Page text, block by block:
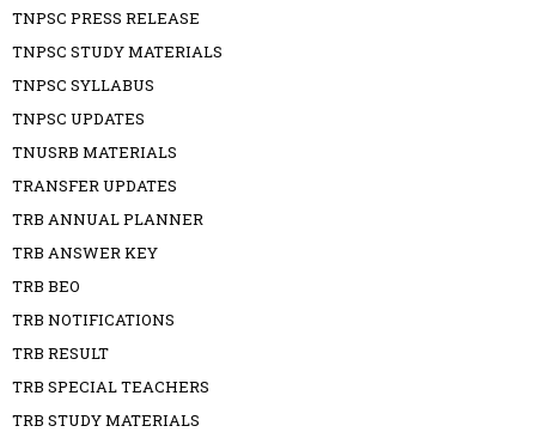
TNPSC PRESS RELEASE
TNPSC STUDY MATERIALS
TNPSC SYLLABUS
TNPSC UPDATES
TNUSRB MATERIALS
TRANSFER UPDATES
TRB ANNUAL PLANNER
TRB ANSWER KEY
TRB BEO
TRB NOTIFICATIONS
TRB RESULT
TRB SPECIAL TEACHERS
TRB STUDY MATERIALS